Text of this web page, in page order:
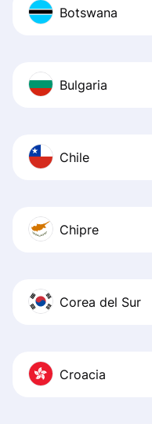
Botswana
Bulgaria
Chile
Chipre
Corea del Sur
Croacia